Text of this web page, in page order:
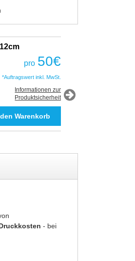
pro 50€
*Auftragswert inkl. MwSt.
Informationen zur
Produktsicherheit
- bei